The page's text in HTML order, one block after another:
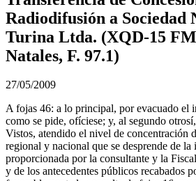
Radiodifusión a Sociedad
Turina Ltda. (XQD-15
Natales, F. 97.1)
27/05/2009
A fojas 46: a lo principal, por evacuado el
como se pide, ofíciese; y, al segundo
Vistos, atendido el nivel de concentración
regional y nacional que se desprende de
proporcionada por la consultante y la
y de los antecedentes públicos recabados